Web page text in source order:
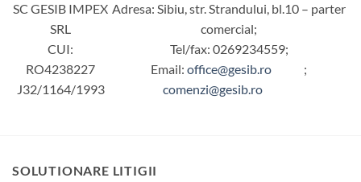
SC GESIB IMPEX
SRL
CUI:
RO4238227
J32/1164/1993
Adresa: Sibiu, str. Strandului, bl.10 – parter
comercial;
Tel/fax: 0269234559;
Email:office@gesib.ro
;
comenzi@gesib.ro
SOLUTIONARE LITIGII